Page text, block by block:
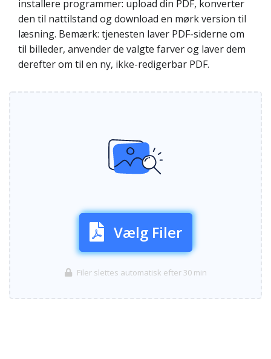
installere programmer: upload din PDF, konverter
den til nattilstand og download en mørk version til
læsning. Bemærk: tjenesten laver PDF-siderne om
til billeder, anvender de valgte farver og laver dem
derefter om til en ny, ikke-redigerbar PDF.
Vælg Filer
Filer slettes automatisk efter 30 min